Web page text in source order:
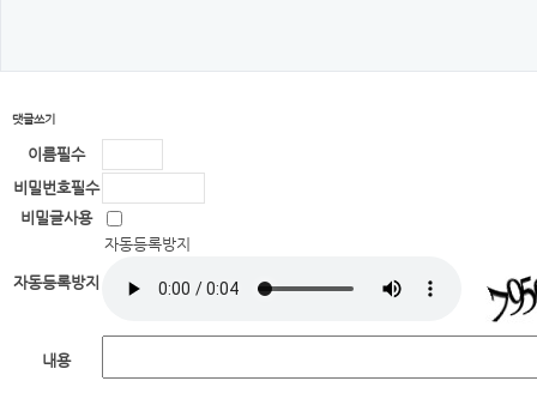
댓글쓰기
이름필수
비밀번호필수
비밀글사용
자동등록방지
자동등록방지
내용